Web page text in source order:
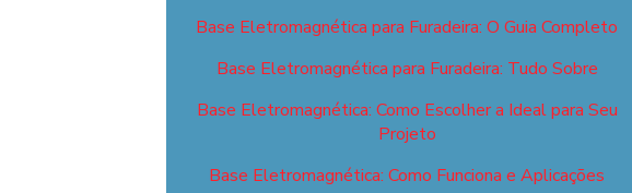
Base Eletromagnética para Furadeira: O Guia Completo
Base Eletromagnética para Furadeira: Tudo Sobre
Base Eletromagnética: Como Escolher a Ideal para Seu
Projeto
Base Eletromagnética: Como Funciona e Aplicações